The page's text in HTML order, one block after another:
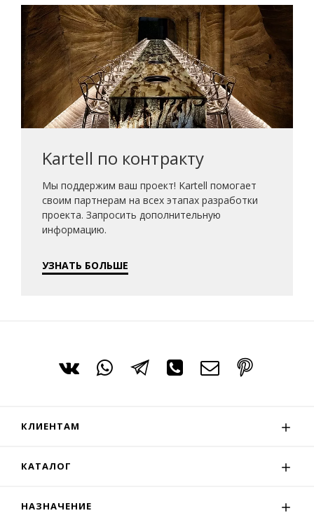
Kartell по контракту
Мы поддержим ваш проект! Kartell помогает
своим партнерам на всех этапах разработки
проекта. Запросить дополнительную
информацию.
УЗНАТЬ БОЛЬШЕ
КЛИЕНТАМ
КАТАЛОГ
НАЗНАЧЕНИЕ